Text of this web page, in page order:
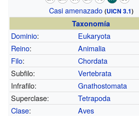
Casi amenazado (UICN 3.1)
Taxonomía
Dominio:
Eukaryota
Reino:
Animalia
Filo:
Chordata
Subfilo:
Vertebrata
Infrafilo:
Gnathostomata
Superclase:
Tetrapoda
Clase:
Aves